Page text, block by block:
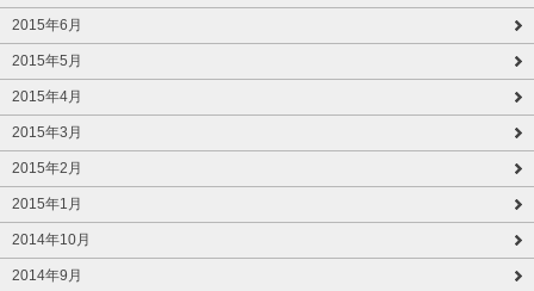
2015年6月
2015年5月
2015年4月
2015年3月
2015年2月
2015年1月
2014年10月
2014年9月